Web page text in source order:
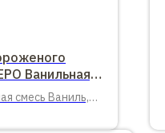
Ванильная,
смесь Ваниль,